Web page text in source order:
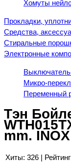
Хомуты
Прокладки,
Средства,
Стиральные
Электронные
Микро-
Переменный
Тэн
mm.
Хиты: 326 |